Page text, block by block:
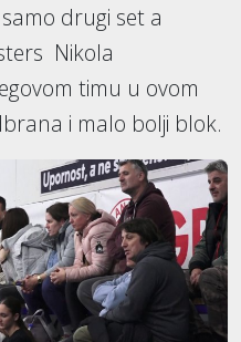
drugi set a
Nikola
timu u ovom
i malo bolji blok.